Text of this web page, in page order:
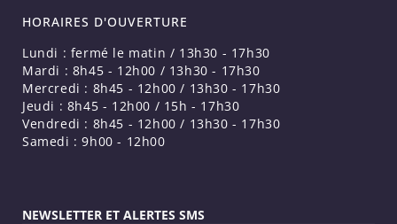
HORAIRES D'OUVERTURE
Lundi : fermé le matin / 13h30 - 17h30
Mardi : 8h45 - 12h00 / 13h30 - 17h30
Mercredi : 8h45 - 12h00 / 13h30 - 17h30
Jeudi : 8h45 - 12h00 / 15h - 17h30
Vendredi : 8h45 - 12h00 / 13h30 - 17h30
Samedi : 9h00 - 12h00
NEWSLETTER ET ALERTES SMS